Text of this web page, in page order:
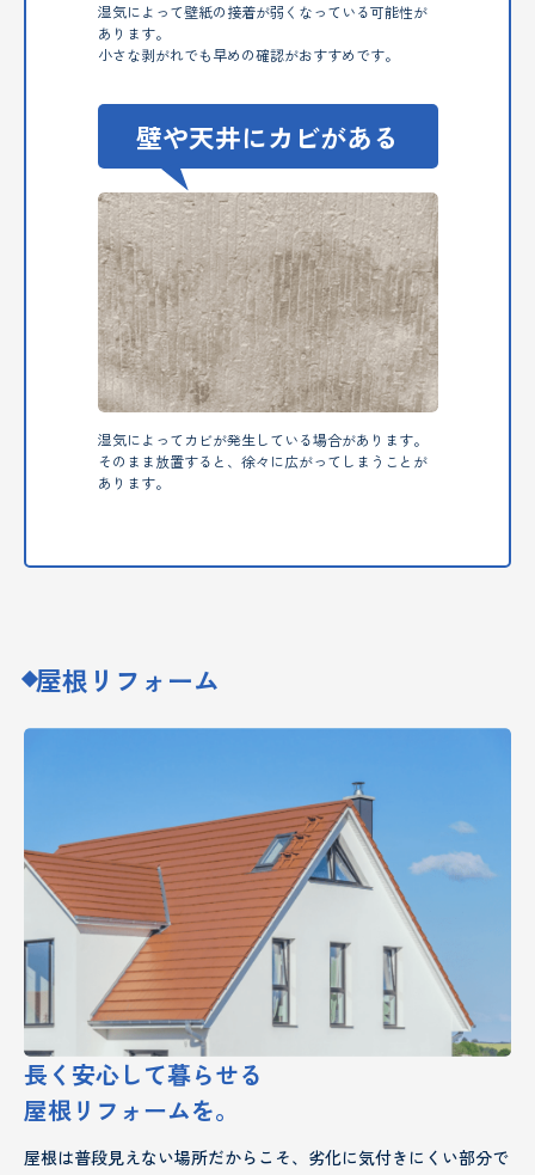
湿気によって壁紙の接着が弱くなっている可能性が
あります。
小さな剥がれでも早めの確認がおすすめです。
壁や天井にカビがある
湿気によってカビが発生している場合があります。
そのまま放置すると、徐々に広がってしまうことが
あります。
屋根リフォーム
長く安心して暮らせる
屋根リフォームを。
屋根は普段見えない場所だからこそ、劣化に気付きにくい部分で